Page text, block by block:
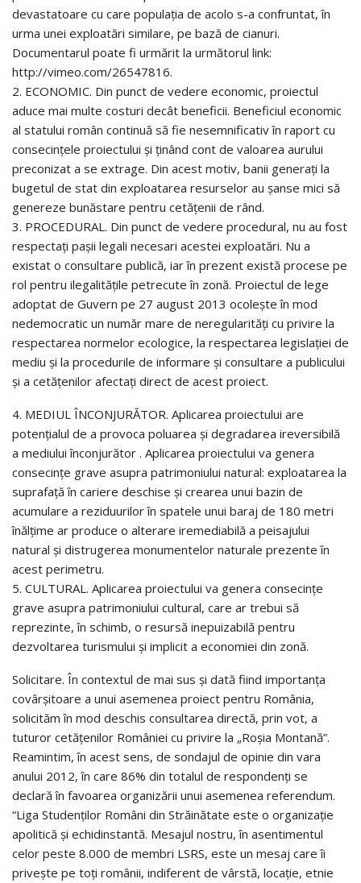
devastatoare cu care populația de acolo s-a confruntat, în
urma unei exploatări similare, pe bază de cianuri.
Documentarul poate fi urmărit la următorul link:
http://vimeo.com/26547816.
2. ECONOMIC. Din punct de vedere economic, proiectul
aduce mai multe costuri decât beneficii. Beneficiul economic
al statului român continuă să fie nesemnificativ în raport cu
consecinţele proiectului și ţinând cont de valoarea aurului
preconizat a se extrage. Din acest motiv, banii generaţi la
bugetul de stat din exploatarea resurselor au şanse mici să
genereze bunăstare pentru cetăţenii de rând.
3. PROCEDURAL. Din punct de vedere procedural, nu au fost
respectați pașii legali necesari acestei exploatări. Nu a
existat o consultare publică, iar în prezent există procese pe
rol pentru ilegalitățile petrecute în zonă. Proiectul de lege
adoptat de Guvern pe 27 august 2013 ocolește în mod
nedemocratic un număr mare de neregularități cu privire la
respectarea normelor ecologice, la respectarea legislației de
mediu și la procedurile de informare și consultare a publicului
și a cetățenilor afectați direct de acest proiect.
4. MEDIUL ÎNCONJURĂTOR. Aplicarea proiectului are
potențialul de a provoca poluarea și degradarea ireversibilă
a mediului înconjurător . Aplicarea proiectului va genera
consecințe grave asupra patrimoniului natural: exploatarea la
suprafaţă în cariere deschise şi crearea unui bazin de
acumulare a reziduurilor în spatele unui baraj de 180 metri
înălţime ar produce o alterare iremediabilă a peisajului
natural și distrugerea monumentelor naturale prezente în
acest perimetru.
5. CULTURAL. Aplicarea proiectului va genera consecinţe
grave asupra patrimoniului cultural, care ar trebui să
reprezinte, în schimb, o resursă inepuizabilă pentru
dezvoltarea turismului și implicit a economiei din zonă.
Solicitare. În contextul de mai sus și dată fiind importanța
covârșitoare a unui asemenea proiect pentru România,
solicităm în mod deschis consultarea directă, prin vot, a
tuturor cetățenilor României cu privire la „Roșia Montană”.
Reamintim, în acest sens, de sondajul de opinie din vara
anului 2012, în care 86% din totalul de respondenți se
declară în favoarea organizării unui asemenea referendum.
“Liga Studenților Români din Străinătate este o organizație
apolitică și echidinstantă. Mesajul nostru, în asentimentul
celor peste 8.000 de membri LSRS, este un mesaj care îi
privește pe toți românii, indiferent de vârstă, locație, etnie